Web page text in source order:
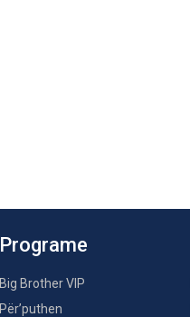
Programe
Big Brother VIP
Për’puthen